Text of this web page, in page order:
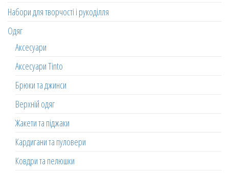
Набори для творчості і рукоділля
Одяг
Аксесуари
Аксесуари Tinto
Брюки та джинси
Верхній одяг
Жакети та піджаки
Кардигани та пуловери
Ковдри та пелюшки